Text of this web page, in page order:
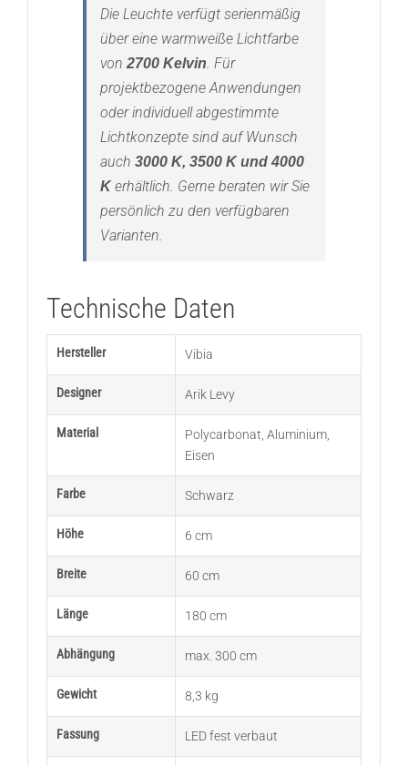
Die Leuchte verfügt serienmäßig
über eine warmweiße Lichtfarbe
von2700 Kelvin. Für
projektbezogene Anwendungen
oder individuell abgestimmte
Lichtkonzepte sind auf Wunsch
auch 3000 K, 3500 K und 4000
Kerhältlich. Gerne beraten wir Sie
persönlich zu den verfügbaren
Varianten.
Technische Daten
Hersteller Vibia
Designer Arik Levy
Material Polycarbonat Aluminium,
Eisen
Farbe Schwarz
Höhe 6 cm
Breite 60 cm
Länge 180 cm
Abhängung max. 300 cm
Gewicht 8,3 kg
Fassung LED fest verbaut